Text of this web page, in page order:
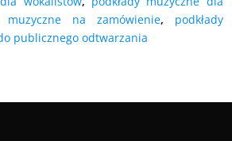
muzyczne na zamówienie, podkłady
publicznego odtwarzania